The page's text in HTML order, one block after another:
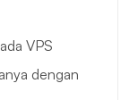
VPS
dengan